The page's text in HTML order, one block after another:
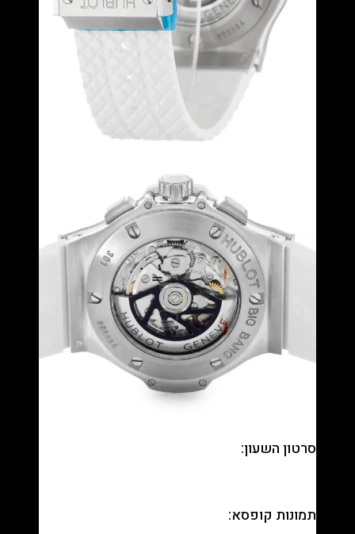
סרטון השעון:
תמונות קופסא: